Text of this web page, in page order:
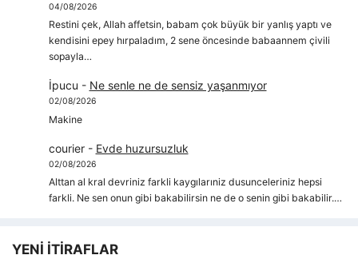
04/08/2026
Restini çek, Allah affetsin, babam çok büyük bir yanlış yaptı ve
kendisini epey hırpaladım, 2 sene öncesinde babaannem çivili
sopayla…
İpucu - Ne senle ne de sensiz yaşanmıyor
02/08/2026
Makine
courier- Evde huzursuzluk
02/08/2026
Alttan al kral devriniz farkli kaygılarıniz dusunceleriniz hepsi
farkli. Ne sen onun gibi bakabilirsin ne de o senin gibi bakabilir.…
YENİ İTİRAFLAR